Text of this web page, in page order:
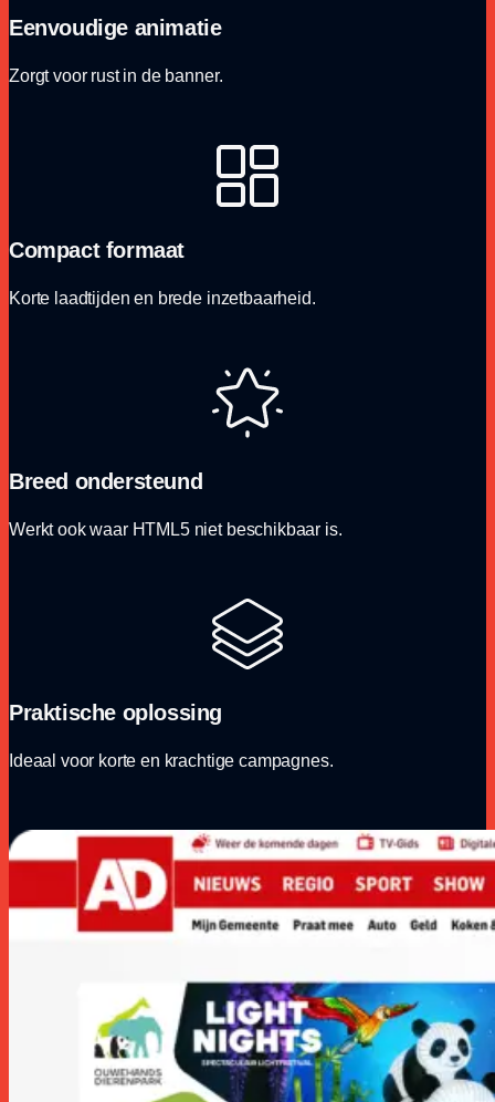
Eenvoudige animatie
Zorgt voor rust in de banner.
Compact formaat
Korte laadtijden en brede inzetbaarheid.
Breed ondersteund
Werkt ook waar HTML5 niet beschikbaar is.
Praktische oplossing
Ideaal voor korte en krachtige campagnes.